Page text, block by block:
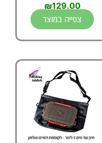
₪129.00
צפייה במוצר